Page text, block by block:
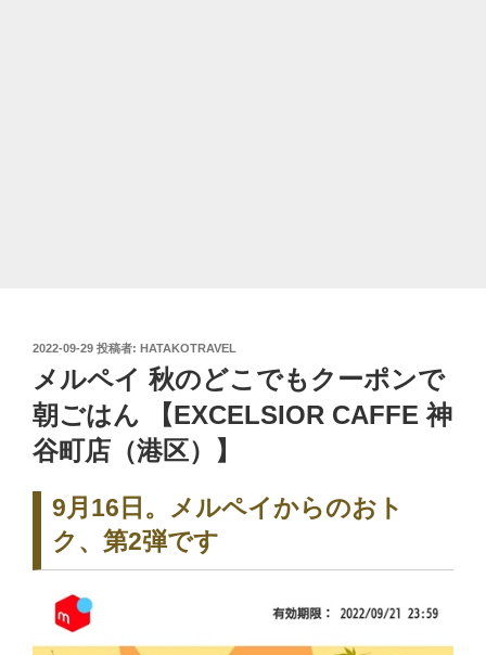
投
日:
2022-09-29 投稿者: HATAKOTRAVEL
メルペイ 秋のどこでもクーポンで
朝ごはん 【EXCELSIOR CAFFE 神
谷町店（港区）】
9月16日。メルペイからのおト
ク、第2弾です